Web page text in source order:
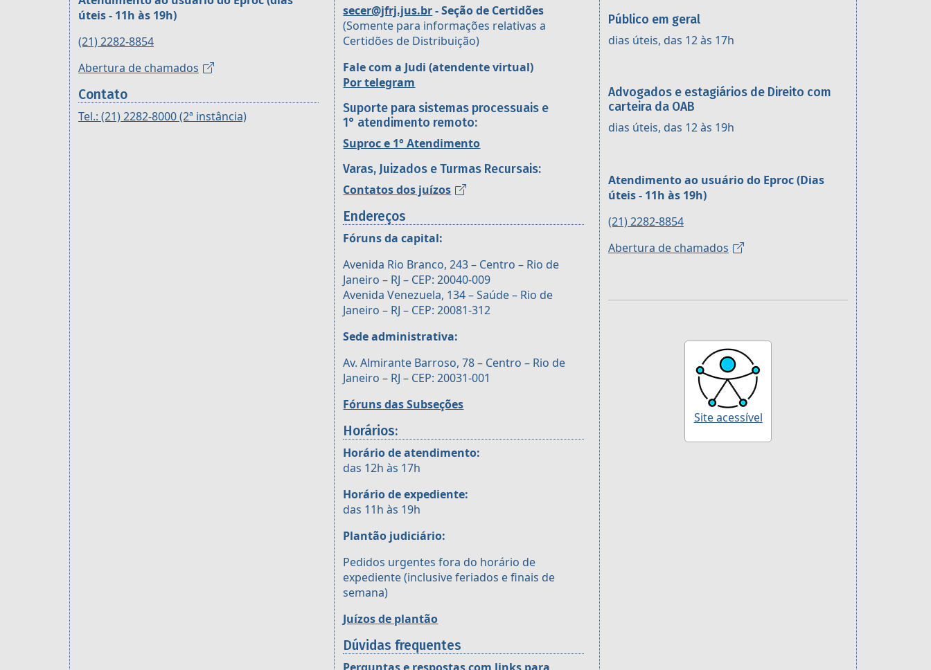
úteis - 11h às 19h)
(21) 2282-8854
Abertura de chamados
Contato
Tel.: (21) 2282-8000 (2ª instância)
secer@jfrj.jus.br- Seção de Certidões
(Somente para informações relativas a
Certidões de Distribuição)
Fale com a Judi (atendente virtual)
Por telegram
Suporte para sistemas processuais e
1° atendimento remoto:
Suproc e 1° Atendimento
Varas, Juizados e Turmas Recursais:
Contatos dos juízos
Endereços
Fóruns da capital:
Avenida Rio Branco, 243 – Centro – Rio de
Janeiro – RJ – CEP: 20040-009
Avenida Venezuela, 134 – Saúde – Rio de
Janeiro – RJ – CEP: 20081-312
Sede administrativa:
Av. Almirante Barroso, 78 – Centro – Rio de
Janeiro – RJ – CEP: 20031-001
Fóruns das Subseções
Horários:
Horário de atendimento:
das 12h às 17h
Horário de expediente:
das 11h às 19h
Plantão judiciário:
Pedidos urgentes fora do horário de
expediente (inclusive feriados e finais de
semana)
Juízos de plantão
Dúvidas frequentes
Perguntas e respostas com links para
Público em geral
dias úteis, das 12 às 17h
Advogados e estagiários de Direito com
carteira da OAB
dias úteis, das 12 às 19h
Atendimento ao usuário do Eproc (Dias
úteis - 11h às 19h)
(21) 2282-8854
Abertura de chamados
Site acessível